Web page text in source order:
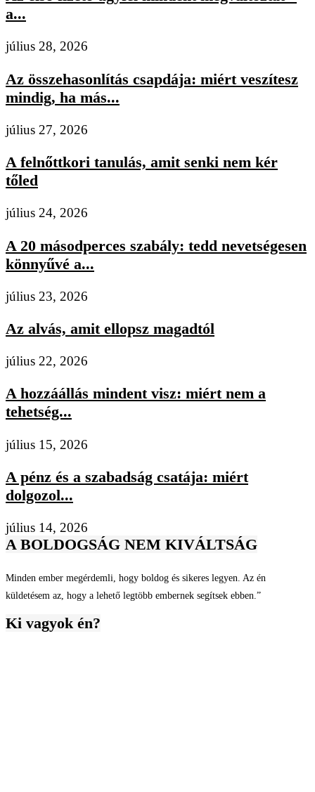
a...
július 28, 2026
Az összehasonlítás csapdája: miért veszítesz
mindig, ha más...
július 27, 2026
A felnőttkori tanulás, amit senki nem kér
tőled
július 24, 2026
A 20 másodperces szabály: tedd nevetségesen
könnyűvé a...
július 23, 2026
Az alvás, amit ellopsz magadtól
július 22, 2026
A hozzáállás mindent visz: miért nem a
tehetség...
július 15, 2026
A pénz és a szabadság csatája: miért
dolgozol...
július 14, 2026
A BOLDOGSÁG NEM KIVÁLTSÁG
Minden ember megérdemli, hogy boldog és sikeres legyen. Az én
küldetésem az, hogy a lehető legtöbb embernek segítsek ebben.”
Ki vagyok én?